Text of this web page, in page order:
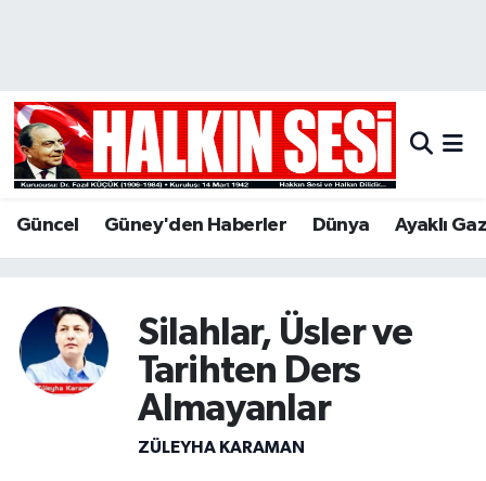
Güncel Güney'den Haberler Dünya Ayaklı
Silahlar, Üsler ve
Tarihten Ders
Almayanlar
ZÜLEYHA KARAMAN
Hava Durumu
Trafik Durumu
Tüm Manşetler
Son Dakika Haberleri
Haber Arşivi